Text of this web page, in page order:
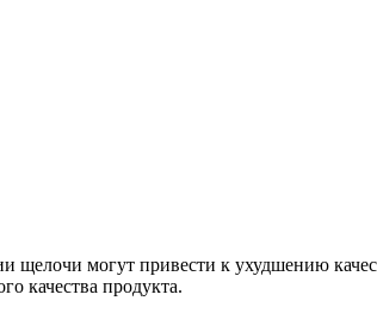
щелочи могут привести к ухудшению
качества продукта.